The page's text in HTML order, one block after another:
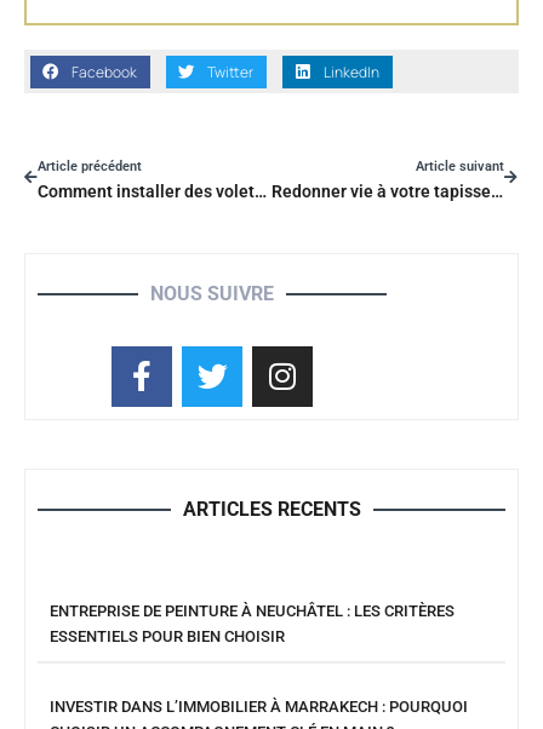
Facebook Twitter LinkedIn
Article précédent
Comment installer des volets roulants pour une maison plus moderne.
Article suivant
Redonner vie à votre tapisserie vintage : astuces de nettoyage méconnues
NOUS SUIVRE
ARTICLES RECENTS
ENTREPRISE DE PEINTURE À NEUCHÂTEL : LES CRITÈRES
ESSENTIELS POUR BIEN CHOISIR
INVESTIR DANS L’IMMOBILIER À MARRAKECH : POURQUOI